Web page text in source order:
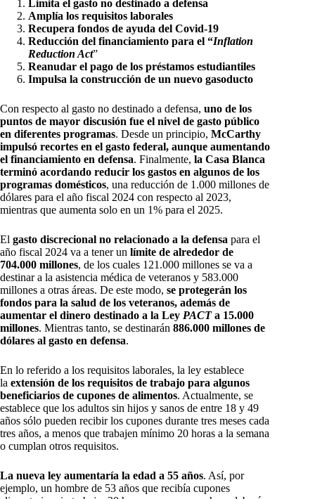
Limita el gasto no destinado a defensa
Amplía los requisitos laborales
Recupera fondos de ayuda del Covid-19
Reducción del financiamiento para el “Inflation
Reduction Act”
Reanudar el pago de los préstamos estudiantiles
Impulsa la construcción de un nuevo gasoducto
Con respecto al gasto no destinado a defensa, uno de los
puntos de mayor discusión fue el nivel de gasto público
en diferentes programas. Desde un principio, McCarthy
impulsó recortes en el gasto federal, aunque aumentando
el financiamiento en defensa. Finalmente, la Casa Blanca
terminó acordando reducir los gastos en algunos de los
programas domésticos, una reducción de 1.000 millones de
dólares para el año fiscal 2024 con respecto al 2023,
mientras que aumenta solo en un 1% para el 2025.
El gasto discrecional no relacionado a la defensa para el
año fiscal 2024 va a tener un límite de alrededor de
704.000 millones, de los cuales 121.000 millones se va a
destinar a la asistencia médica de veteranos y 583.000
millones a otras áreas. De este modo, se protegerán los
fondos para la salud de los veteranos, además de
aumentar el dinero destinado a la Ley PACTa 15.000
millones. Mientras tanto, se destinarán 886.000 millones de
dólares al gasto en defensa.
En lo referido a los requisitos laborales, la ley establece
la extensión de los requisitos de trabajo para algunos
beneficiarios de cupones de alimentos. Actualmente, se
establece que los adultos sin hijos y sanos de entre 18 y 49
años sólo pueden recibir los cupones durante tres meses cada
tres años, a menos que trabajen mínimo 20 horas a la semana
o cumplan otros requisitos.
La nueva ley aumentaría la edad a 55 años. Así, por
ejemplo, un hombre de 53 años que recibía cupones